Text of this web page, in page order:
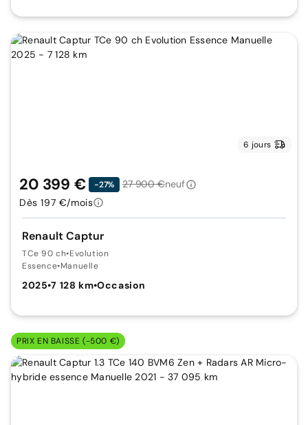
6 jours
Renault Captur
TCe 90 ch•Evolution
Essence•Manuelle
2025•7 128 km•Occasion
20 399 € -27% 27 900 €neuf
Dès 197 €/mois
PRIX EN BAISSE (-500 €)